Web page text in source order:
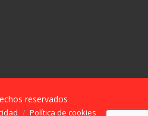
reservados
Política de cookies